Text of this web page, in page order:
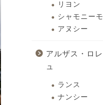
リヨン
シャモニー
アヌシー
アルザス・ロ
ュ
ランス
ナンシー